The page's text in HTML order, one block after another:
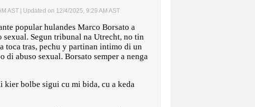
AST | Updated on 12/4/2025, 9:29 AM AST
popular hulandes Marco Borsato a
sexual. Segun tribunal na Utrecht, no tin
toca tras, pechu y partinan intimo di un
abuso sexual. Borsato semper a nenga
kier bolbe sigui cu mi bida, cu a keda